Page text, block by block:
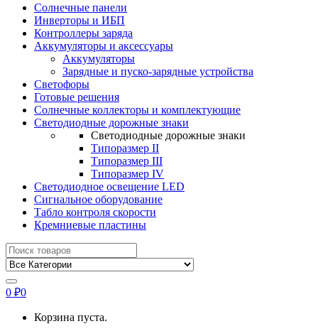
Солнечные панели
Инверторы и ИБП
Контроллеры заряда
Аккумуляторы и аксессуары
Аккумуляторы
Зарядные и пуско-зарядные устройства
Светофоры
Готовые решения
Солнечные коллекторы и комплектующие
Светодиодные дорожные знаки
Светодиодные дорожные знаки
Типоразмер II
Типоразмер III
Типоразмер IV
Светодиодное освещение LED
Сигнальное оборудование
Табло контроля скорости
Кремниевые пластины
Найти:
0 ₽0
Корзина пуста.